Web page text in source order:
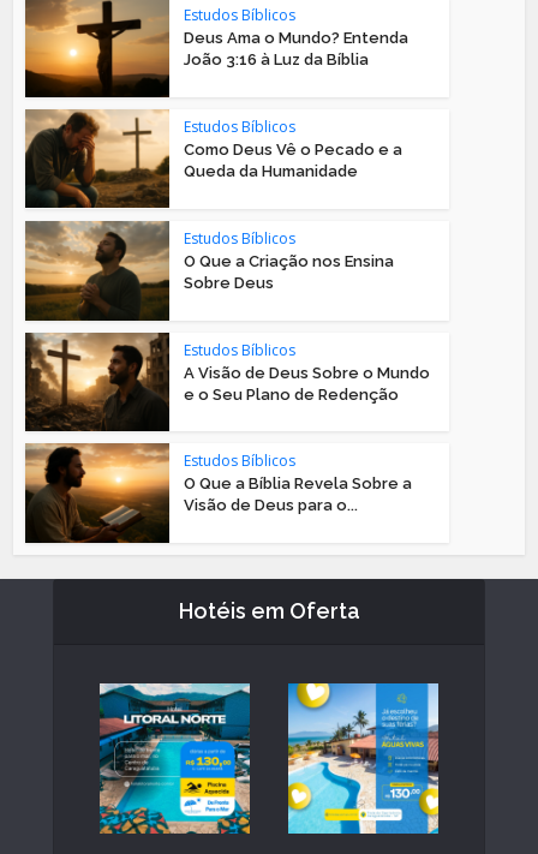
Estudos Bíblicos
Deus Ama o Mundo? Entenda
João 3:16 à Luz da Bíblia
Estudos Bíblicos
Como Deus Vê o Pecado e a
Queda da Humanidade
Estudos Bíblicos
O Que a Criação nos Ensina
Sobre Deus
Estudos Bíblicos
A Visão de Deus Sobre o Mundo
e o Seu Plano de Redenção
Estudos Bíblicos
O Que a Bíblia Revela Sobre a
Visão de Deus para o...
Hotéis em Oferta